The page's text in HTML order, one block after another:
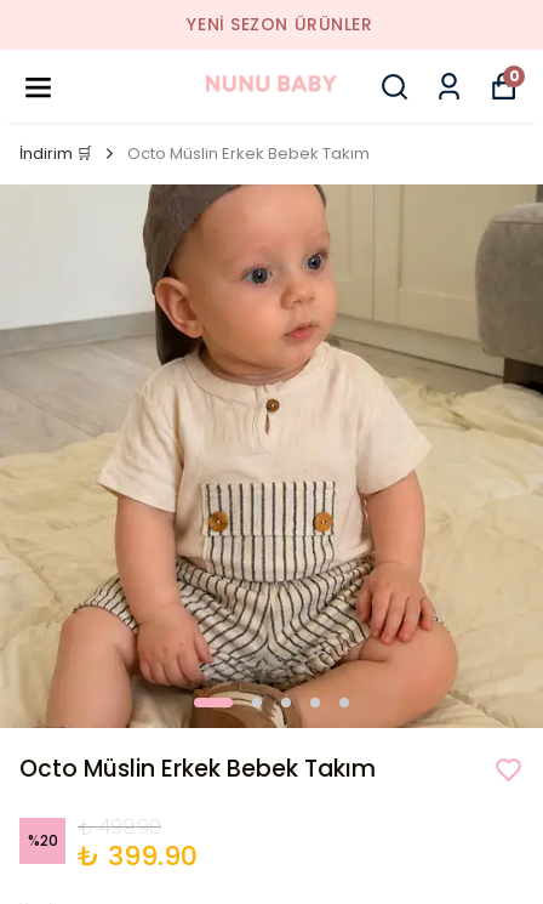
YENI SEZON ÜRÜNLER
0
İndirim 🛒 Octo Müslin Erkek Bebek Takım
Octo Müslin Erkek Bebek Takım
%20 ₺ 499.90
₺ 399.90